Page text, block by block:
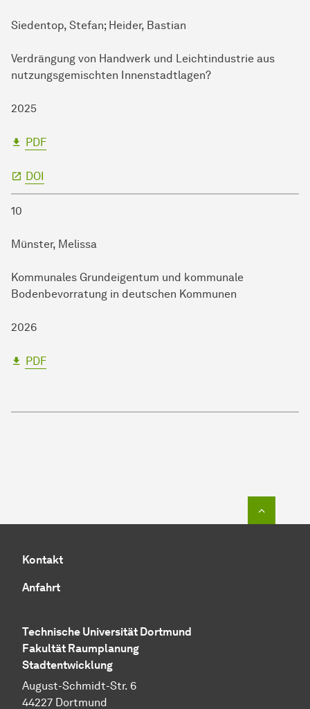
Siedentop, Stefan; Heider, Bastian
Verdrängung von Handwerk und Leichtindustrie aus
nutzungsgemischten Innenstadtlagen?
2025
PDF
DOI
10
Münster, Melissa
Kommunales Grundeigentum und kommunale
Bodenbevorratung in deutschen Kommunen
2026
PDF
Kontakt
Anfahrt
Technische Universität Dortmund
Fakultät Raumplanung
Stadtentwicklung
August-Schmidt-Str. 6
44227 Dortmund